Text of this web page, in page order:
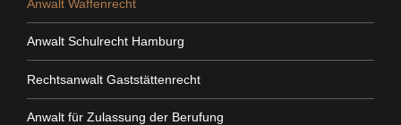
Anwalt Waffenrecht
Anwalt Schulrecht Hamburg
Rechtsanwalt Gaststättenrecht
Anwalt für Zulassung der Berufung